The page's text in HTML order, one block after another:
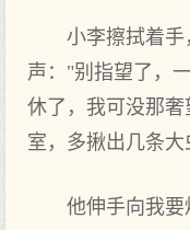
小李擦拭着
声："别指望了，
休了，我可没那
室，多揪出几条
他伸手向我要